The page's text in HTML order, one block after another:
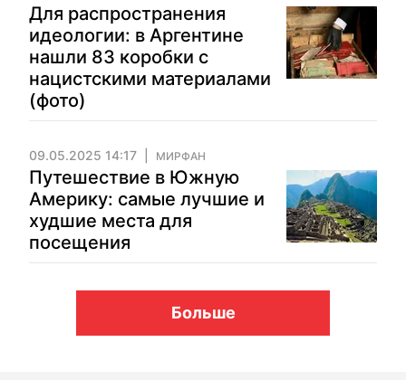
Для распространения
идеологии: в Аргентине
нашли 83 коробки с
нацистскими материалами
(фото)
09.05.2025 14:17 МИРФАН
Путешествие в Южную
Америку: самые лучшие и
худшие места для
посещения
Больше